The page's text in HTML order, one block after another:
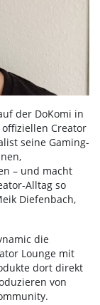
der DoKomi in
Creator
seine Gaming-
– und macht
Alltag so
Diefenbach,
die
Lounge mit
dort direkt
von